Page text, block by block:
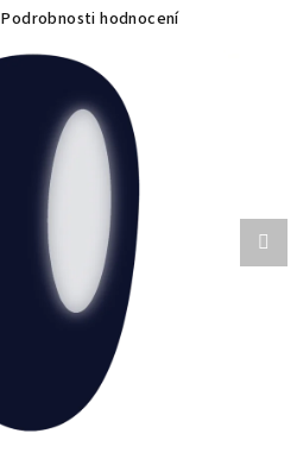
Podrobnosti hodnocení